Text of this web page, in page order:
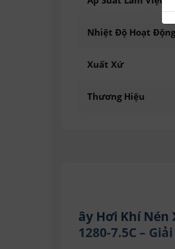
Nhiệt Độ Hoạt Động
Xuất Xứ
Thương Hiệu
ây Hơi Khí Nén
1280-7.5C –